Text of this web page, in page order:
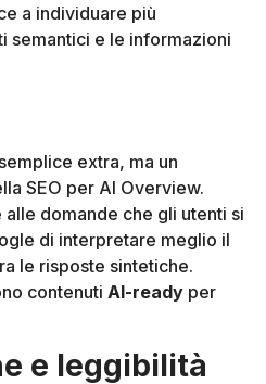
a individuare più
semantici e le informazioni
extra, ma un
SEO per AI Overview.
domande che gli utenti si
di interpretare meglio il
le risposte sintetiche.
contenuti AI-ready per
e leggibilità